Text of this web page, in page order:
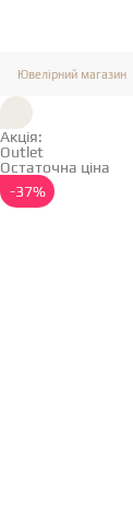
Ювелірний магазин
Акція:
Outlet
Остаточна ціна
-37%